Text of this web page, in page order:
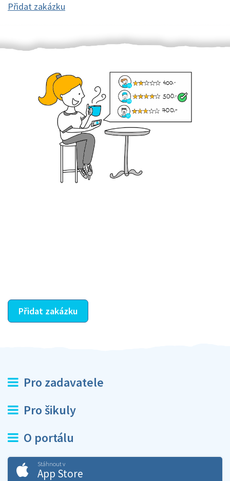
Přidat zakázku
Přidat zakázku
Pro zadavatele
Pro šikuly
O portálu
Stáhnout v
App Store